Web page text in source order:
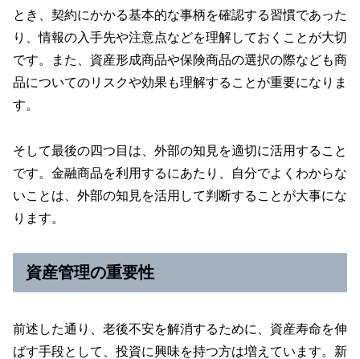
とき、契約にかかる基本的な事柄を確認する習慣であった
り、情報の入手先や注意点などを理解しておくことが大切
です。また、資産形成商品や保険商品の選択の際なども商
品についてのリスクや効果も理解することが重要になりま
す。
そして最後の四つ目は、外部の知見を適切に活用すること
です。金融商品を利用するにあたり、自分でよくわからな
いことは、外部の知見を活用して判断することが大事にな
ります。
資産管理の重要性
前述した通り、老後不安を解消するために、資産寿命を伸
ばす手段として、投資に興味を持つ方は増えています。新